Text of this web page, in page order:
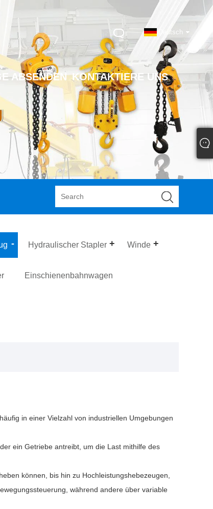
Deutsch
ABSENDEN KONTAKTIERE UNS
Hydraulischer Stapler Winde
Einschienenbahnwagen
in einer Vielzahl von industriellen Umgebungen
ein Getriebe antreibt, um die Last mithilfe des
können, bis hin zu Hochleistungshebezeugen,
während andere über variable